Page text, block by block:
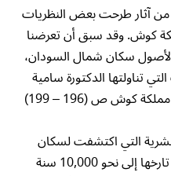
آثار طرحت بعض النظريات
كوش. وقد سبق أن تعرضنا
سكان شمال السودان،
تناولتها الدكتورة سامية
بشير في كتابها تاريخ مملكة كوش ص (196 – 199)
التي اكتشفت لسكان
شمال السودان يعود تارخها إلى نحو 10,000 سنة